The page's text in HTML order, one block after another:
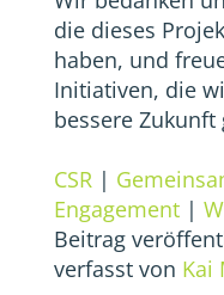
die dieses
haben, und
Initiativen, die
bessere
CSR|
Engagement|
Beitrag
verfasst von Kai